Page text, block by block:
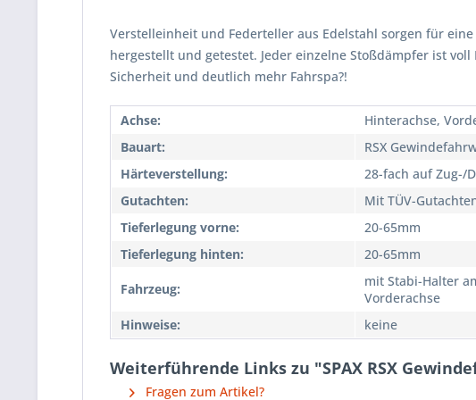
Verstelleinheit und Federteller aus Edelstahl sorgen für
hergestellt und getestet. Jeder einzelne Stoßdämpfer ist
Sicherheit und deutlich mehr Fahrspa?!
Achse:
Hinterachse,
Bauart:
RSX
Härteverstellung:
28-fach auf Zug-/
Gutachten:
Mit TÜV-
Tieferlegung vorne:
20-65mm
Tieferlegung hinten:
20-65mm
Fahrzeug:
mit Stabi-Halter
Vorderachse
Hinweise:
keine
Weiterführende Links zu "SPAX RSX
Fragen zum Artikel?